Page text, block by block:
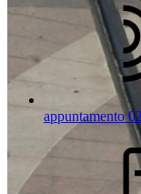
appuntamento